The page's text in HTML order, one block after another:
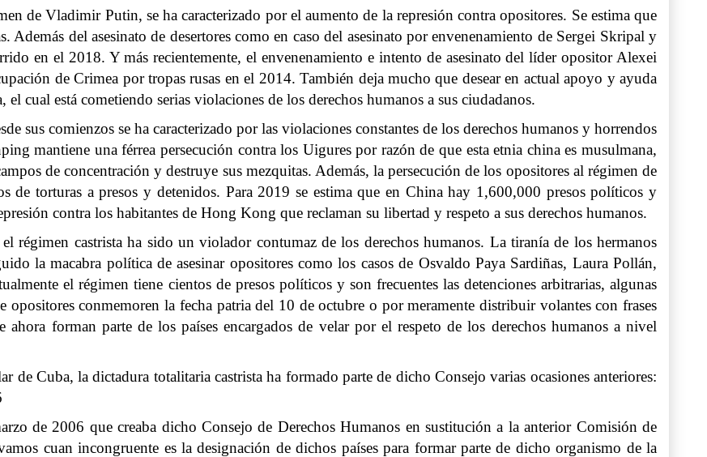
de Vladimir Putin, se ha caracterizado por el aumento de la represión contra opositores. Se estima que
Además del asesinato de desertores como en caso del asesinato por envenenamiento de Sergei Skripal y
en el 2018. Y más recientemente, el envenenamiento e intento de asesinato del líder opositor Alexei
de Crimea por tropas rusas en el 2014. También deja mucho que desear en actual apoyo y ayuda
cual está cometiendo serias violaciones de los derechos humanos a sus ciudadanos.
sus comienzos se ha caracterizado por las violaciones constantes de los derechos humanos y horrendos
mantiene una férrea persecución contra los Uigures por razón de que esta etnia china es musulmana,
de concentración y destruye sus mezquitas. Además, la persecución de los opositores al régimen de
de torturas a presos y detenidos. Para 2019 se estima que en China hay 1,600,000 presos políticos y
contra los habitantes de Hong Kong que reclaman su libertad y respeto a sus derechos humanos.
régimen castrista ha sido un violador contumaz de los derechos humanos. La tiranía de los hermanos
la macabra política de asesinar opositores como los casos de Osvaldo Paya Sardiñas, Laura Pollán,
el régimen tiene cientos de presos políticos y son frecuentes las detenciones arbitrarias, algunas
opositores conmemoren la fecha patria del 10 de octubre o por meramente distribuir volantes con frases
forman parte de los países encargados de velar por el respeto de los derechos humanos a nivel
de Cuba, la dictadura totalitaria castrista ha formado parte de dicho Consejo varias ocasiones anteriores:
de 2006 que creaba dicho Consejo de Derechos Humanos en sustitución a la anterior Comisión de
cuan incongruente es la designación de dichos países para formar parte de dicho organismo de la